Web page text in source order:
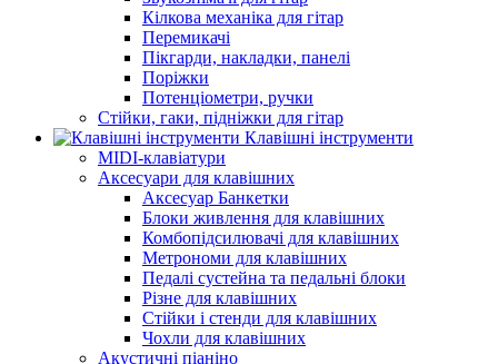
Кілкова механіка для гітар
Перемикачі
Пікгарди, накладки, панелі
Поріжки
Потенціометри, ручки
Стійки, гаки, підніжки для гітар
Клавішні інструменти
MIDI-клавіатури
Аксесуари для клавішних
Аксесуар Банкетки
Блоки живлення для клавішних
Комбопідсилювачі для клавішних
Метрономи для клавішних
Педалі сустейна та педальні блоки
Різне для клавішних
Стійки і стенди для клавішних
Чохли для клавішних
Акустичні піаніно